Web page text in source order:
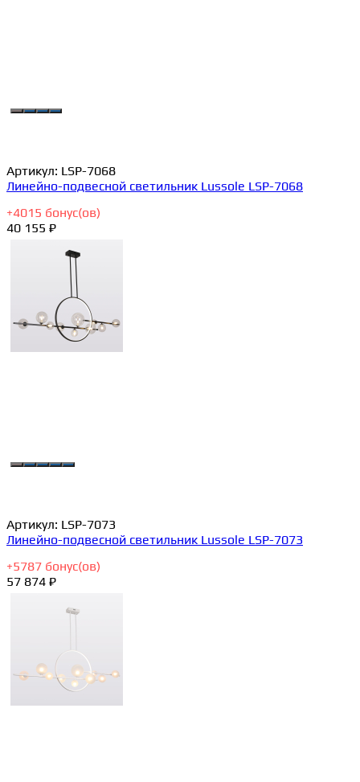
Артикул: LSP-7068
Линейно-подвесной светильник Lussole LSP-7068
+4015 бонус(ов)
40 155 ₽
Артикул: LSP-7073
Линейно-подвесной светильник Lussole LSP-7073
+5787 бонус(ов)
57 874 ₽